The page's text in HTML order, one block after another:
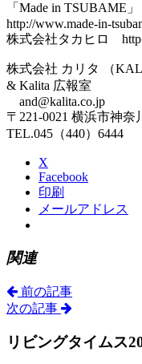
「Made in TSUBAME
http://www.made-in-
株式会社タカヒロ
株式会社 カリタ （
& Kalita 広報室
and@kalita.co.jp
〒221-0021 横浜市神奈
TEL.045（440）6444
X
Facebook
印刷
メールアドレス
関連
前の記事
次の記事
リビングタイムス